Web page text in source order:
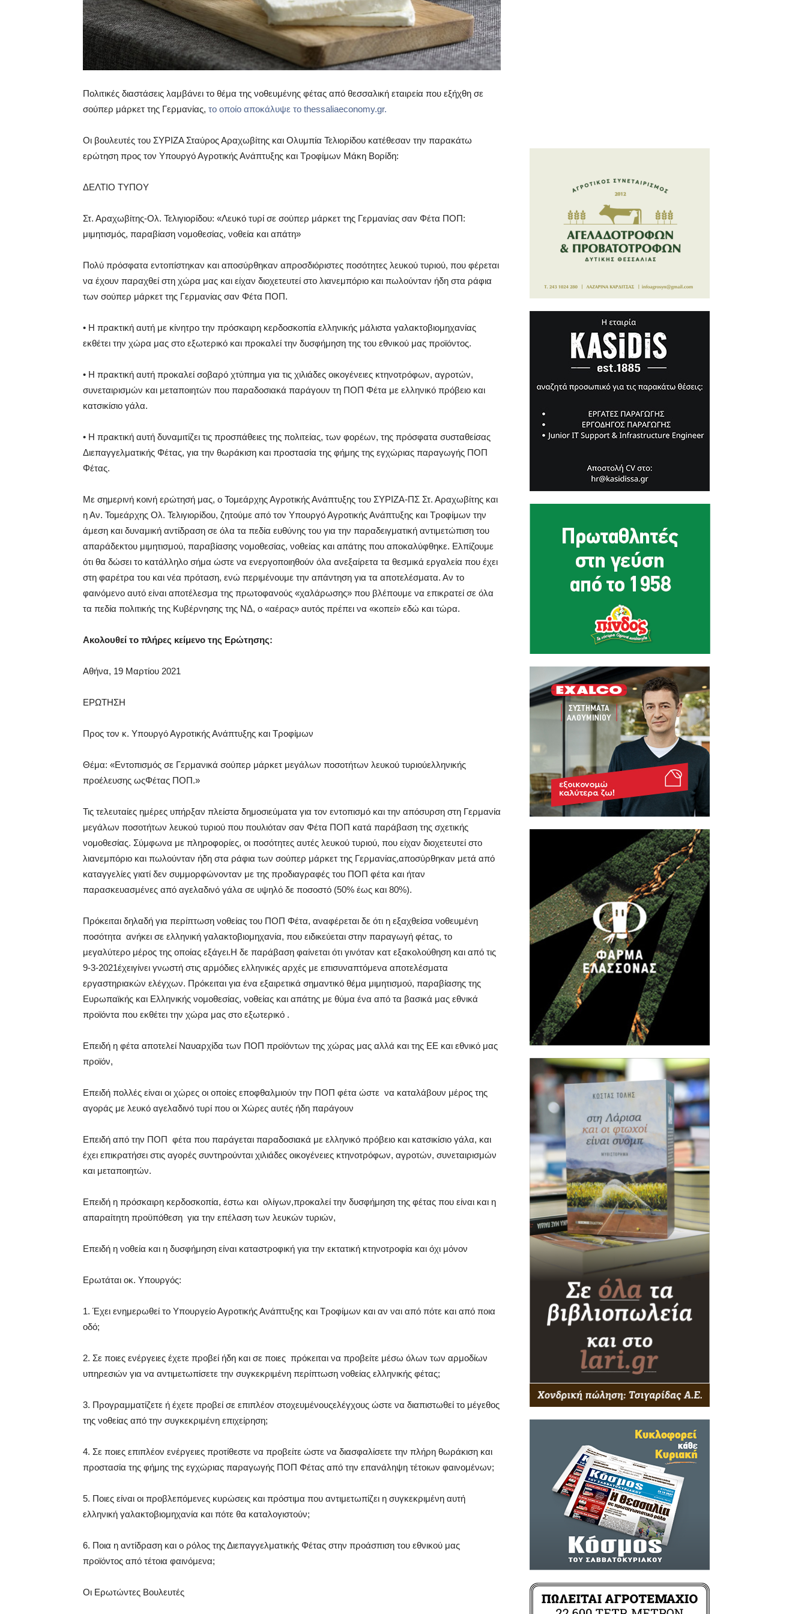
Πολιτικές διαστάσεις λαμβάνει το θέμα της νοθευμένης φέτας από θεσσαλική εταιρεία που εξήχθη σε
σούπερ μάρκετ της Γερμανίας, το οποίο αποκάλυψε το thessaliaeconomy.gr.
Οι βουλευτές του ΣΥΡΙΖΑ Σταύρος Αραχωβίτης και Ολυμπία Τελιορίδου κατέθεσαν την παρακάτω
ερώτηση προς τον Υπουργό Αγροτικής Ανάπτυξης και Τροφίμων Μάκη Βορίδη:
ΔΕΛΤΙΟ ΤΥΠΟΥ
Στ. Αραχωβίτης-Ολ. Τελιγιορίδου: «Λευκό τυρί σε σούπερ μάρκετ της Γερμανίας σαν Φέτα ΠΟΠ:
μιμητισμός, παραβίαση νομοθεσίας, νοθεία και απάτη»
Πολύ πρόσφατα εντοπίστηκαν και αποσύρθηκαν απροσδιόριστες ποσότητες λευκού τυριού, που φέρεται
να έχουν παραχθεί στη χώρα μας και είχαν διοχετευτεί στο λιανεμπόριο και πωλούνταν ήδη στα ράφια
των σούπερ μάρκετ της Γερμανίας σαν Φέτα ΠΟΠ.
• Η πρακτική αυτή με κίνητρο την πρόσκαιρη κερδοσκοπία ελληνικής μάλιστα γαλακτοβιομηχανίας
εκθέτει την χώρα μας στο εξωτερικό και προκαλεί την δυσφήμηση της του εθνικού μας προϊόντος.
• Η πρακτική αυτή προκαλεί σοβαρό χτύπημα για τις χιλιάδες οικογένειες κτηνοτρόφων, αγροτών,
συνεταιρισμών και μεταποιητών που παραδοσιακά παράγουν τη ΠΟΠ Φέτα με ελληνικό πρόβειο και
κατσικίσιο γάλα.
• Η πρακτική αυτή δυναμιτίζει τις προσπάθειες της πολιτείας, των φορέων, της πρόσφατα συσταθείσας
Διεπαγγελματικής Φέτας, για την θωράκιση και προστασία της φήμης της εγχώριας παραγωγής ΠΟΠ
Φέτας.
Με σημερινή κοινή ερώτησή μας, ο Τομεάρχης Αγροτικής Ανάπτυξης του ΣΥΡΙΖΑ-ΠΣ Στ. Αραχωβίτης και
η Αν. Τομεάρχης Ολ. Τελιγιορίδου, ζητούμε από τον Υπουργό Αγροτικής Ανάπτυξης και Τροφίμων την
άμεση και δυναμική αντίδραση σε όλα τα πεδία ευθύνης του για την παραδειγματική αντιμετώπιση του
απαράδεκτου μιμητισμού, παραβίασης νομοθεσίας, νοθείας και απάτης που αποκαλύφθηκε. Ελπίζουμε
ότι θα δώσει το κατάλληλο σήμα ώστε να ενεργοποιηθούν όλα ανεξαίρετα τα θεσμικά εργαλεία που έχει
στη φαρέτρα του και νέα πρόταση, ενώ περιμένουμε την απάντηση για τα αποτελέσματα. Αν το
φαινόμενο αυτό είναι αποτέλεσμα της πρωτοφανούς «χαλάρωσης» που βλέπουμε να επικρατεί σε όλα
τα πεδία πολιτικής της Κυβέρνησης της ΝΔ, ο «αέρας» αυτός πρέπει να «κοπεί» εδώ και τώρα.
Ακολουθεί το πλήρες κείμενο της Eρώτησης:
Αθήνα, 19 Μαρτίου 2021
ΕΡΩΤΗΣΗ
Προς τον κ. Υπουργό Αγροτικής Ανάπτυξης και Τροφίμων
Θέμα: «Εντοπισμός σε Γερμανικά σούπερ μάρκετ μεγάλων ποσοτήτων λευκού τυριούελληνικής
προέλευσης ωςΦέτας ΠΟΠ.»
Τις τελευταίες ημέρες υπήρξαν πλείστα δημοσιεύματα για τον εντοπισμό και την απόσυρση στη Γερμανία
μεγάλων ποσοτήτων λευκού τυριού που πουλιόταν σαν Φέτα ΠΟΠ κατά παράβαση της σχετικής
νομοθεσίας. Σύμφωνα με πληροφορίες, οι ποσότητες αυτές λευκού τυριού, που είχαν διοχετευτεί στο
λιανεμπόριο και πωλούνταν ήδη στα ράφια των σούπερ μάρκετ της Γερμανίας,αποσύρθηκαν μετά από
καταγγελίες γιατί δεν συμμορφώνονταν με της προδιαγραφές του ΠΟΠ φέτα και ήταν
παρασκευασμένες από αγελαδινό γάλα σε υψηλό δε ποσοστό (50% έως και 80%).
Πρόκειται δηλαδή για περίπτωση νοθείας του ΠΟΠ Φέτα, αναφέρεται δε ότι η εξαχθείσα νοθευμένη
ποσότητα ανήκει σε ελληνική γαλακτοβιομηχανία, που ειδικεύεται στην παραγωγή φέτας, το
μεγαλύτερο μέρος της οποίας εξάγει.Η δε παράβαση φαίνεται ότι γινόταν κατ εξακολούθηση και από τις
9-3-2021έχειγίνει γνωστή στις αρμόδιες ελληνικές αρχές με επισυναπτόμενα αποτελέσματα
εργαστηριακών ελέγχων. Πρόκειται για ένα εξαιρετικά σημαντικό θέμα μιμητισμού, παραβίασης της
Ευρωπαϊκής και Ελληνικής νομοθεσίας, νοθείας και απάτης με θύμα ένα από τα βασικά μας εθνικά
προϊόντα που εκθέτει την χώρα μας στο εξωτερικό .
Επειδή η φέτα αποτελεί Ναυαρχίδα των ΠΟΠ προϊόντων της χώρας μας αλλά και της ΕΕ και εθνικό μας
προϊόν,
Επειδή πολλές είναι οι χώρες οι οποίες εποφθαλμιούν την ΠΟΠ φέτα ώστε να καταλάβουν μέρος της
αγοράς με λευκό αγελαδινό τυρί που οι Χώρες αυτές ήδη παράγουν
Επειδή από την ΠΟΠ φέτα που παράγεται παραδοσιακά με ελληνικό πρόβειο και κατσικίσιο γάλα, και
έχει επικρατήσει στις αγορές συντηρούνται χιλιάδες οικογένειες κτηνοτρόφων, αγροτών, συνεταιρισμών
και μεταποιητών.
Επειδή η πρόσκαιρη κερδοσκοπία, έστω και ολίγων,προκαλεί την δυσφήμηση της φέτας που είναι και η
απαραίτητη προϋπόθεση για την επέλαση των λευκών τυριών,
Επειδή η νοθεία και η δυσφήμηση είναι καταστροφική για την εκτατική κτηνοτροφία και όχι μόνον
Ερωτάται οκ. Υπουργός:
1. Έχει ενημερωθεί το Υπουργείο Αγροτικής Ανάπτυξης και Τροφίμων και αν ναι από πότε και από ποια
οδό;
2. Σε ποιες ενέργειες έχετε προβεί ήδη και σε ποιες πρόκειται να προβείτε μέσω όλων των αρμοδίων
υπηρεσιών για να αντιμετωπίσετε την συγκεκριμένη περίπτωση νοθείας ελληνικής φέτας;
3. Προγραμματίζετε ή έχετε προβεί σε επιπλέον στοχευμένουςελέγχους ώστε να διαπιστωθεί το μέγεθος
της νοθείας από την συγκεκριμένη επιχείρηση;
4. Σε ποιες επιπλέον ενέργειες προτίθεστε να προβείτε ώστε να διασφαλίσετε την πλήρη θωράκιση και
προστασία της φήμης της εγχώριας παραγωγής ΠΟΠ Φέτας από την επανάληψη τέτοιων φαινομένων;
5. Ποιες είναι οι προβλεπόμενες κυρώσεις και πρόστιμα που αντιμετωπίζει η συγκεκριμένη αυτή
ελληνική γαλακτοβιομηχανία και πότε θα καταλογιστούν;
6. Ποια η αντίδραση και ο ρόλος της Διεπαγγελματικής Φέτας στην προάσπιση του εθνικού μας
προϊόντος από τέτοια φαινόμενα;
Οι Ερωτώντες Βουλευτές